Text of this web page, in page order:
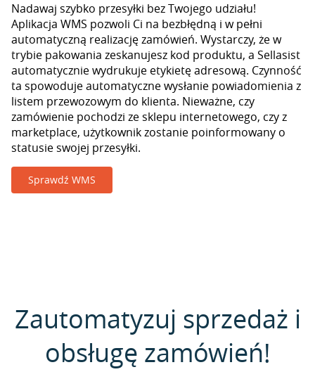
Nadawaj szybko przesyłki bez Twojego udziału!
Aplikacja WMS pozwoli Ci na bezbłędną i w pełni
automatyczną realizację zamówień. Wystarczy, że w
trybie pakowania zeskanujesz kod produktu, a Sellasist
automatycznie wydrukuje etykietę adresową. Czynność
ta spowoduje automatyczne wysłanie powiadomienia z
listem przewozowym do klienta. Nieważne, czy
zamówienie pochodzi ze sklepu internetowego, czy z
marketplace, użytkownik zostanie poinformowany o
statusie swojej przesyłki.
Sprawdź WMS
Zautomatyzuj sprzedaż i
obsługę zamówień!